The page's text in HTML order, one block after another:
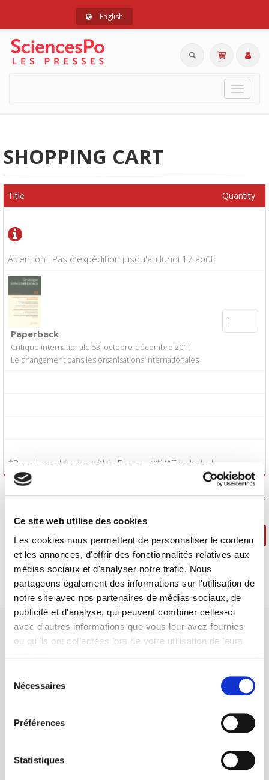
Ce site web utilise des cookies
Les cookies nous permettent de personnaliser le contenu
et les annonces, d'offrir des fonctionnalités relatives aux
médias sociaux et d'analyser notre trafic. Nous
partageons également des informations sur l'utilisation de
notre site avec nos partenaires de médias sociaux, de
publicité et d'analyse, qui peuvent combiner celles-ci
avec d'autres informations que vous leur avez fournies
ou qu'ils ont collectées lors de votre utilisation de leurs
Nécessaires
Préférences
Statistiques
English
Toggle
SHOPPING CART
Attention ! Pas d'expédition jusqu'au lundi 17 août
Title Quantity
Paperback
Critique internationale 53, octobre-décembre 2011
Le changement dans les organisations internationales
*Based on shipping within France. **VAT included.
I accept theConditions of Sale: Yes
Continue shopping Proceed to checkout
SCIENCES PO UNIVERSITY PRESS has a threefold role: to publish
original research, to edit reference works for student use, and to
FOREIGN RIGHTS